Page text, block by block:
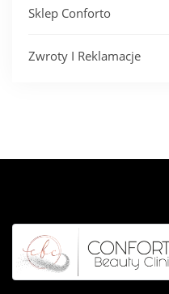
Sklep Conforto
Zwroty I Reklamacje